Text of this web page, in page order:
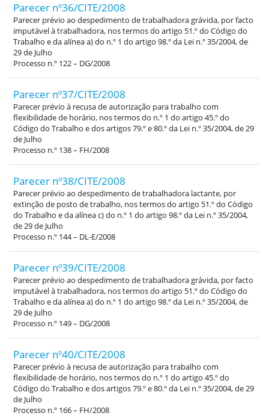
Parecer nº36/CITE/2008
Parecer prévio ao despedimento de trabalhadora grávida, por facto
imputável à trabalhadora, nos termos do artigo 51.º do Código do
Trabalho e da alínea a) do n.º 1 do artigo 98.º da Lei n.º 35/2004, de
29 de Julho
Processo n.º 122 – DG/2008
Parecer nº37/CITE/2008
Parecer prévio à recusa de autorização para trabalho com
flexibilidade de horário, nos termos do n.º 1 do artigo 45.º do
Código do Trabalho e dos artigos 79.º e 80.º da Lei n.º 35/2004, de 29
de Julho
Processo n.º 138 – FH/2008
Parecer nº38/CITE/2008
Parecer prévio ao despedimento de trabalhadora lactante, por
extinção de posto de trabalho, nos termos do artigo 51.º do Código
do Trabalho e da alínea c) do n.º 1 do artigo 98.º da Lei n.º 35/2004,
de 29 de Julho
Processo n.º 144 – DL-E/2008
Parecer nº39/CITE/2008
Parecer prévio ao despedimento de trabalhadora grávida, por facto
imputável à trabalhadora, nos termos do artigo 51.º do Código do
Trabalho e da alínea a) do n.º 1 do artigo 98.º da Lei n.º 35/2004, de
29 de Julho
Processo n.º 149 – DG/2008
Parecer nº40/CITE/2008
Parecer prévio à recusa de autorização para trabalho com
flexibilidade de horário, nos termos do n.º 1 do artigo 45.º do
Código do Trabalho e dos artigos 79.º e 80.º da Lei n.º 35/2004, de 29
de Julho
Processo n.º 166 – FH/2008